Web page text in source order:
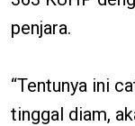
penjara.
“Tentunya ini
tinggal diam,